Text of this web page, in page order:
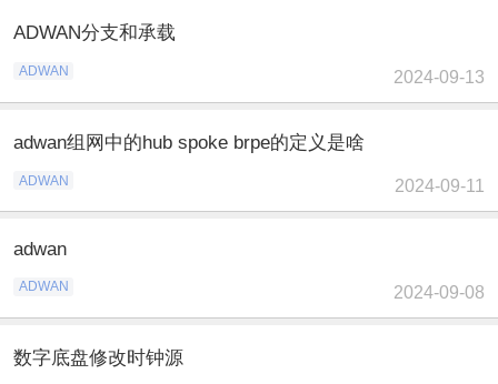
ADWAN分支和承载
ADWAN 2024-09-13
adwan组网中的hub spoke brpe的定义是啥
ADWAN 2024-09-11
adwan
ADWAN 2024-09-08
数字底盘修改时钟源